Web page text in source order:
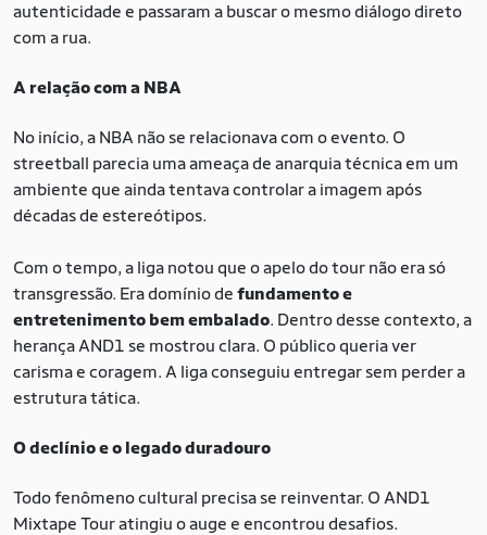
autenticidade e passaram a buscar o mesmo diálogo direto
com a rua.
A relação com a NBA
No início, a NBA não se relacionava com o evento. O
streetball parecia uma ameaça de anarquia técnica em um
ambiente que ainda tentava controlar a imagem após
décadas de estereótipos.
Com o tempo, a liga notou que o apelo do tour não era só
transgressão. Era domínio de fundamento e
entretenimento bem embalado. Dentro desse contexto, a
herança AND1 se mostrou clara. O público queria ver
carisma e coragem. A liga conseguiu entregar sem perder a
estrutura tática.
O declínio e o legado duradouro
Todo fenômeno cultural precisa se reinventar. O AND1
Mixtape Tour atingiu o auge e encontrou desafios.